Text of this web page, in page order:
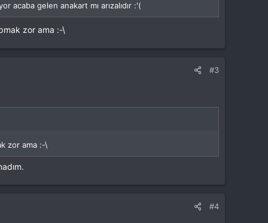
acaba gelen anakart mı arızalıdır :'(
zor ama :-\
#3
zor ama :-\
#4